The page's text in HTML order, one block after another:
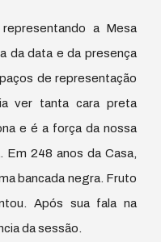
a Mesa
da data e da presença
de representação
ver tanta cara preta
e é a força da nossa
Em 248 anos da Casa,
bancada negra. Fruto
Após sua fala na
da sessão.